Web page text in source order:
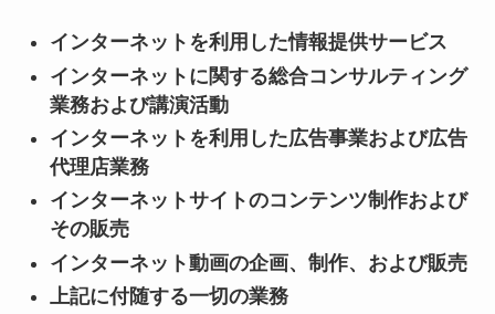
インターネットを利用した情報提供サービス
インターネットに関する総合コンサルティング
業務および講演活動
インターネットを利用した広告事業および広告
代理店業務
インターネットサイトのコンテンツ制作および
その販売
インターネット動画の企画、制作、および販売
上記に付随する一切の業務